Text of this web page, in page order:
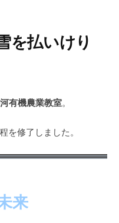
を払いけり
有機農業教室。
を修了しました。
来